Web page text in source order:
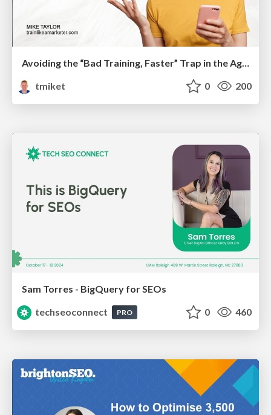
Avoiding the “Bad Training, Faster” Trap in the Age of AI
tmiket
0 200
Sam Torres - BigQuery for SEOs
techseoconnect
PRO 0 460